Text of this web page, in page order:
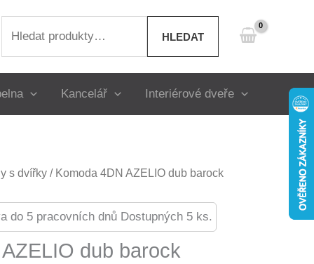
HLEDAT
Kancelář Interiérové dveře
s dvířky / Komoda 4DN AZELIO dub barock
do 5 pracovních dnů Dostupných 5 ks.
dub barock